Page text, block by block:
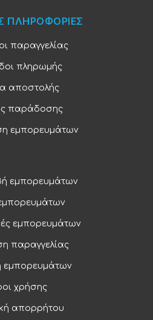
ΠΛΗΡΟΦΟΡΙΕΣ
παραγγελίας
πληρωμής
αποστολής
παράδοσης
εμπορευμάτων
εμπορευμάτων
εμπορευμάτων
παραγγελίας
εμπορευμάτων
χρήσης
απορρήτου